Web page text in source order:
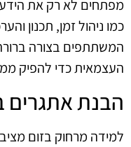
מפתחים לא רק את הידע
כמו ניהול זמן, תכנון
המשתתפים בצורה
העצמאית כדי להפיק
הבנת אתגרים
למידה מרחוק בזום